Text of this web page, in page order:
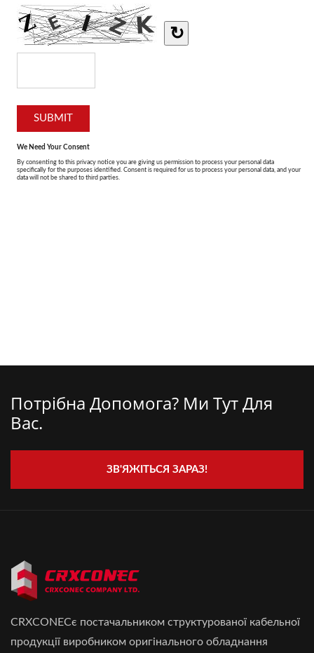
Потрібна Допомога? Ми Тут Для
Вас.
ЗВ'ЯЖІТЬСЯ ЗАРАЗ!
CRXCONECє постачальником структурованої кабельної
продукції виробником оригінального обладнання